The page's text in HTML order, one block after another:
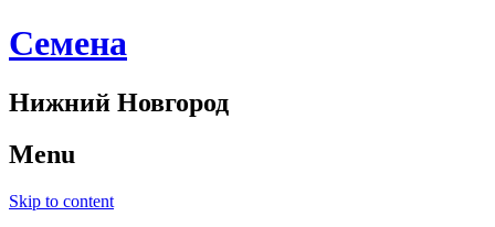
Cемена
Нижний Новгород
Menu
Skip to content